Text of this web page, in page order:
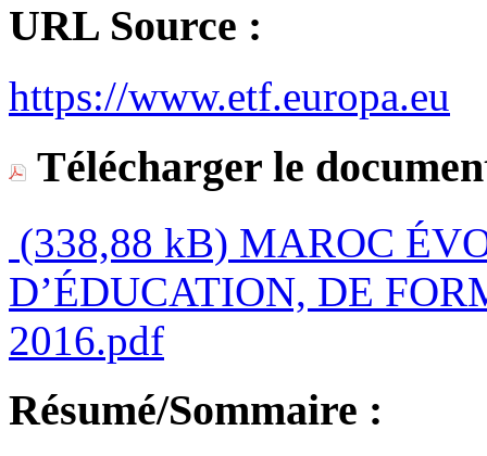
URL Source :
https://www.etf.europa.eu
Télécharger le
(338,88 kB) MAROC
D’ÉDUCATION, DE
2016.pdf
Résumé/Sommaire :